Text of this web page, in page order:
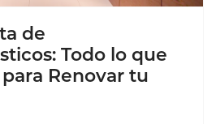
de
Todo lo que
Renovar tu